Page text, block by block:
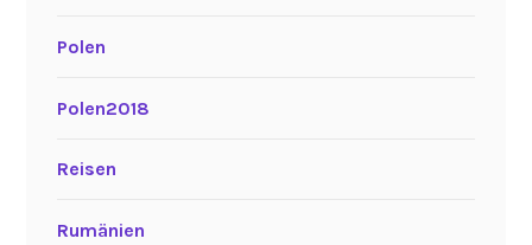
Polen
Polen2018
Reisen
Rumänien